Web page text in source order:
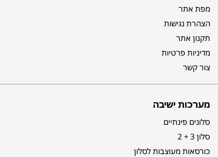
מפת אתר
הצהרת נגישות
תקנון אתר
מדיניות פרטיות
צור קשר
מערכות ישיבה
סלונים פינתיים
סלון 3 + 2
כורסאות מעוצבות לסלון